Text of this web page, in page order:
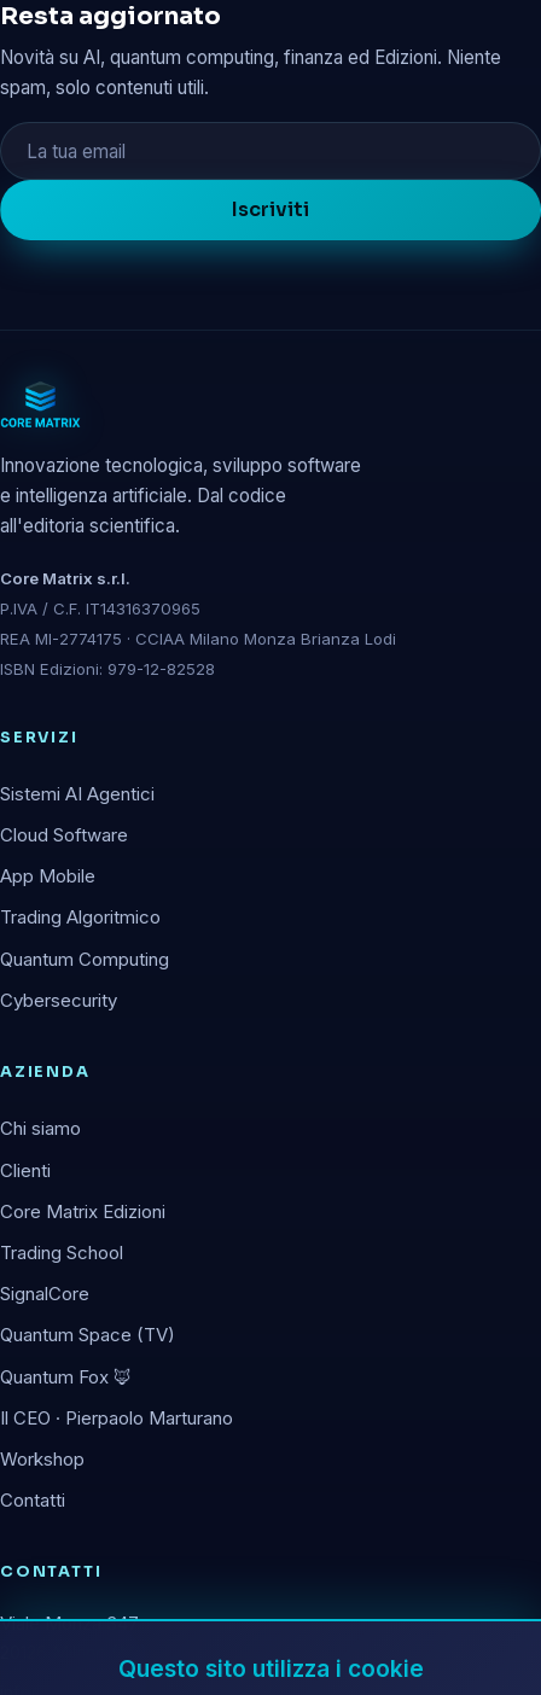
Resta aggiornato
Novità su AI, quantum computing, finanza ed Edizioni. Niente
spam, solo contenuti utili.
Iscriviti
Innovazione tecnologica, sviluppo software
e intelligenza artificiale. Dal codice
all'editoria scientifica.
Core Matrix s.r.l.
P.IVA / C.F. IT14316370965
REA MI-2774175 · CCIAA Milano Monza Brianza Lodi
ISBN Edizioni: 979-12-82528
SERVIZI
Sistemi AI Agentici
Cloud Software
App Mobile
Trading Algoritmico
Quantum Computing
Cybersecurity
AZIENDA
Chi siamo
Clienti
Core Matrix Edizioni
Trading School
SignalCore
Quantum Space (TV)
Quantum Fox 🦊
Il CEO · Pierpaolo Marturano
Workshop
Contatti
CONTATTI
Viale Monza 347
Questo sito utilizza i cookie